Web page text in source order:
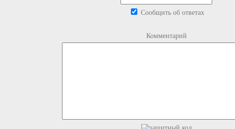
Сообщить об ответах
Комментарий